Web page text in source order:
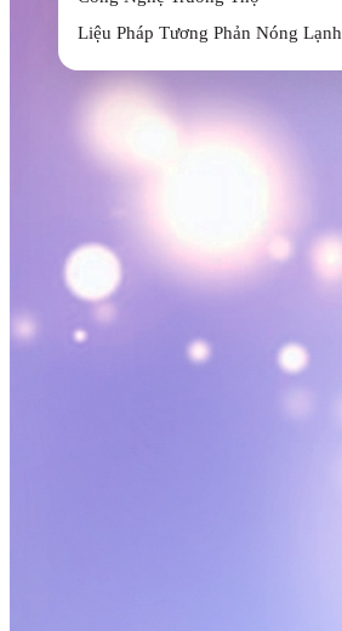
Liệu Pháp Tương Phản Nóng Lạnh